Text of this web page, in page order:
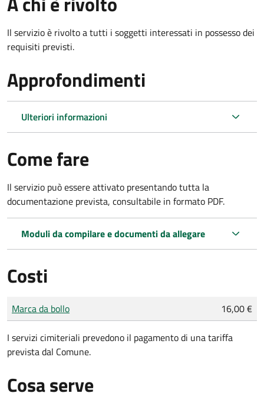
Il servizio è rivolto a tutti i soggetti interessati in possesso dei
requisiti previsti.
Approfondimenti
Ulteriori informazioni
Come fare
Il servizio può essere attivato presentando tutta la
documentazione prevista, consultabile in formato PDF.
Moduli da compilare e documenti da allegare
Costi
Tipo di pagamento
Importo
Marca da bollo 16,00 €
I servizi cimiteriali prevedono il pagamento di una tariffa
prevista dal Comune.
Cosa serve